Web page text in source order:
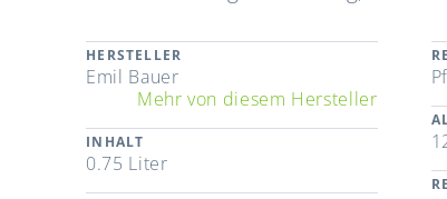
HERSTELLER
Emil Bauer
Mehr von diesem Hersteller
INHALT
0.75 Liter